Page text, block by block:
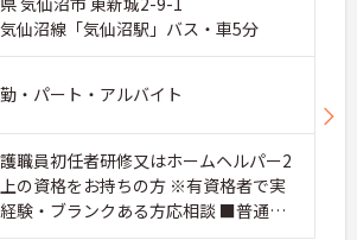
仙沼線「気仙沼駅」バス・車5分
・パート・アルバイト
職員初任者研修又はホームヘルパー2
の資格をお持ちの方 ※有資格者で実
験・ブランクある方応相談 ■普通自
転免許（AT限定可）